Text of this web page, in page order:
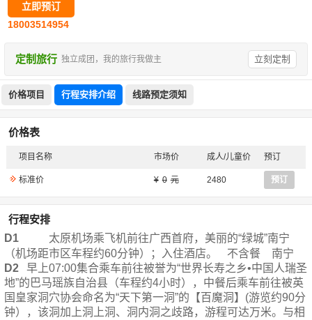
立即预订
18003514954
定制旅行 独立成团，我的旅行我做主 立刻定制
价格项目 行程安排介绍 线路预定须知
价格表
项目名称 市场价 成人/儿童价 预订
标准价 0 2480 预订
行程安排
D1
太原机场乘飞机前往广西首府，美丽的“绿城”南宁
（机场距市区车程约60分钟）；入住酒店。
不含餐
南宁
D2
早上07:00集合乘车前往被誉为“世界长寿之乡•中国人瑞圣
地”的巴马瑶族自治县（车程约4小时），中餐后乘车前往被英
国皇家洞穴协会命名为“天下第一洞”的【百魔洞】(游览约90分
钟），该洞加上洞上洞、洞内洞之歧路，游程可达万米。与相